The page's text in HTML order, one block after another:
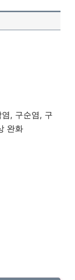
, 구순염, 구
완화